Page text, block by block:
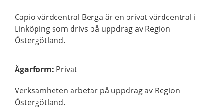
Capio vårdcentral Berga är en privat vårdcentral i
Linköping som drivs på uppdrag av Region
Östergötland.
Ägarform: Privat
Verksamheten arbetar på uppdrag av Region
Östergötland.